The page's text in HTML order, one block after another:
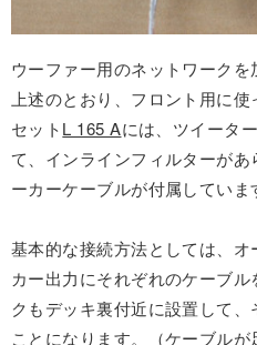
ウーファー用のネットワークを
上述のとおり、フロント用に
セットL 165 Aには、ツイータ
て、インラインフィルターが
ーカーケーブルが付属していま
基本的な接続方法としては、
カー出力にそれぞれのケーブ
クもデッキ裏付近に設置して
ことになります。（ケーブル